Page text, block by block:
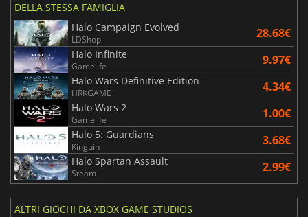
DELLA STESSA FAMIGLIA
Halo Campaign Evolved
LDShop 28.68€
Halo Infinite
Gamelife 9.97€
Halo Wars Definitive Edition
HRKGAME 4.34€
Halo Wars 2
Gamelife 1.00€
Halo 5: Guardians
Kinguin 3.68€
Halo Spartan Assault
Steam 2.99€
ALTRI GIOCHI DA XBOX GAME STUDIOS